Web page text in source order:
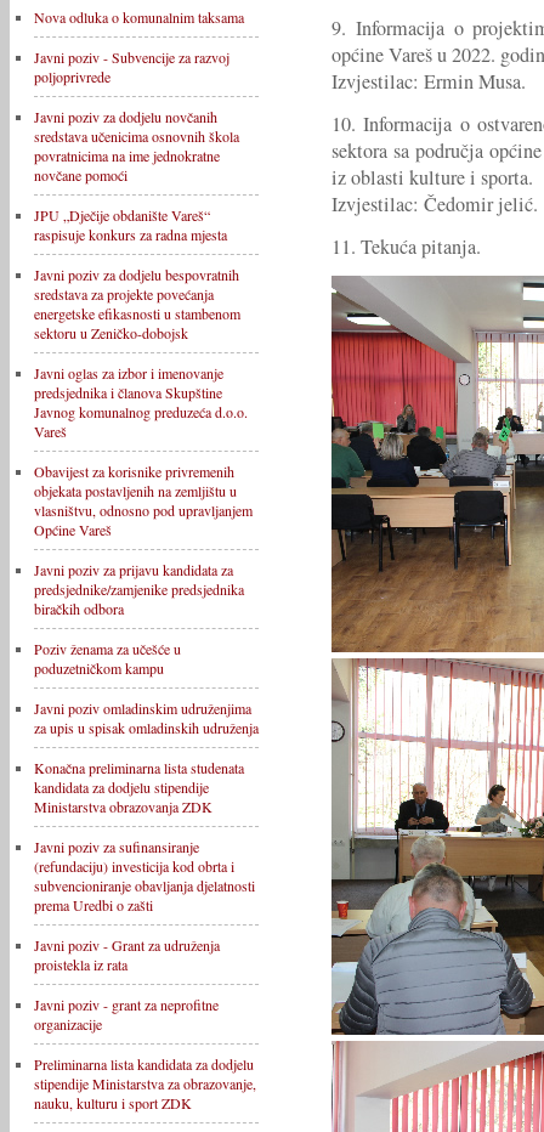
Nova odluka o komunalnim taksama
Javni poziv - Subvencije za razvoj
poljoprivrede
Javni poziv za dodjelu novčanih
sredstava učenicima osnovnih škola
povratnicima na ime jednokratne
novčane pomoći
JPU „Dječije obdanište Vareš“
raspisuje konkurs za radna mjesta
Javni poziv za dodjelu bespovratnih
sredstava za projekte povećanja
energetske efikasnosti u stambenom
sektoru u Zeničko-dobojsk
Javni oglas za izbor i imenovanje
predsjednika i članova Skupštine
Javnog komunalnog preduzeća d.o.o.
Vareš
Obavijest za korisnike privremenih
objekata postavljenih na zemljištu u
vlasništvu, odnosno pod upravljanjem
Općine Vareš
Javni poziv za prijavu kandidata za
predsjednike/zamjenike predsjednika
biračkih odbora
Poziv ženama za učešće u
poduzetničkom kampu
Javni poziv omladinskim udruženjima
za upis u spisak omladinskih udruženja
Konačna preliminarna lista studenata
kandidata za dodjelu stipendije
Ministarstva obrazovanja ZDK
Javni poziv za sufinansiranje
(refundaciju) investicija kod obrta i
subvencioniranje obavljanja djelatnosti
prema Uredbi o zašti
Javni poziv - Grant za udruženja
proistekla iz rata
Javni poziv - grant za neprofitne
organizacije
Preliminarna lista kandidata za dodjelu
stipendije Ministarstva za obrazovanje,
nauku, kulturu i sport ZDK
9. Informacija o
općine Vareš u 2022.
Izvjestilac: Ermin Musa.
10. Informacija o
sektora sa područja
iz oblasti kulture i sporta.
Izvjestilac: Čedomir
11. Tekuća pitanja.